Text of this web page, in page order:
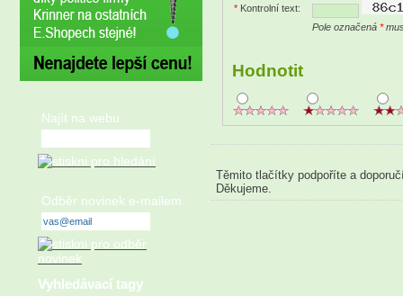
* Kontrolní text:
Pole označená *
Hodnotit
Těmito tlačítky podpoříte a
Děkujeme.
Najít na webu
Odběr novinek e-mailem
Vyhledávací tagy